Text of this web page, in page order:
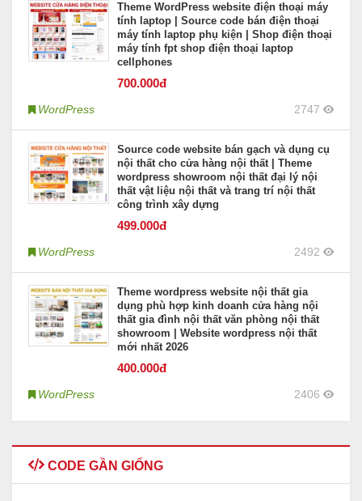
Theme WordPress website điện thoại máy
tính laptop | Source code bán điện thoại
máy tính laptop phụ kiện | Shop điện thoại
máy tính fpt shop điện thoại laptop
cellphones
700.000đ
WordPress 2747
Source code website bán gạch và dụng cụ
nội thất cho cửa hàng nội thất | Theme
wordpress showroom nội thất đại lý nội
thất vật liệu nội thất và trang trí nội thất
công trình xây dựng
499.000đ
WordPress 2492
Theme wordpress website nội thất gia
dụng phù hợp kinh doanh cửa hàng nội
thất gia đình nội thất văn phòng nội thất
showroom | Website wordpress nội thất
mới nhất 2026
400.000đ
WordPress 2406
CODE GẦN GIỐNG